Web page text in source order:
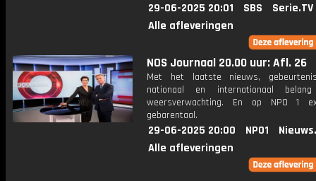
29-06-2025 20:01 SBS
Serie.TV
Alle afleveringen
NOS Journaal 20.00 uur: Afl. 26
Met het laatste nieuws,
nationaal en internationaal
weersverwachting. En op NPO 1
gebarentaal.
29-06-2025 20:00 NPO1
Alle afleveringen